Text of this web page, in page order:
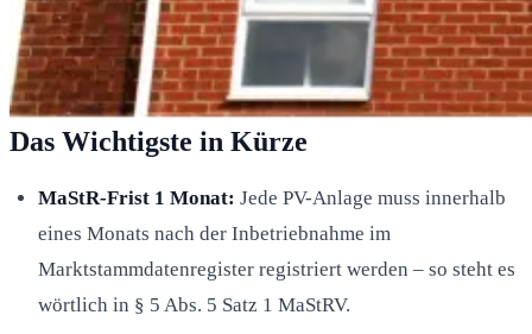
Das Wichtigste in Kürze
MaStR-Frist 1 Monat: Jede PV-Anlage muss innerhalb
eines Monats nach der Inbetriebnahme im
Marktstammdatenregister registriert werden – so steht es
wörtlich in § 5 Abs. 5 Satz 1 MaStRV.